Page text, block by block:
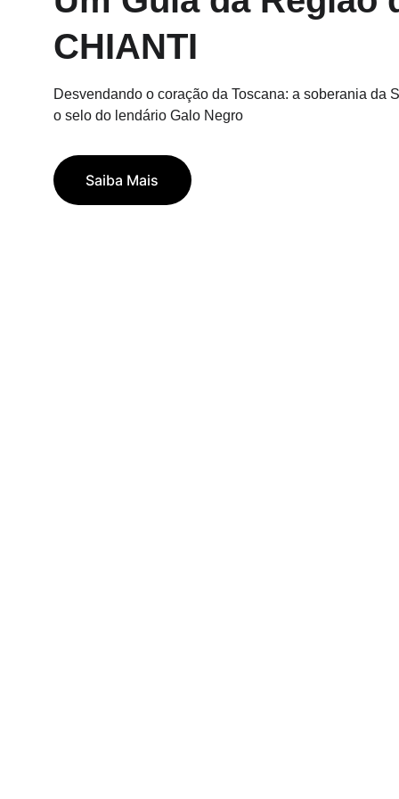
CHIANTI
Desvendando o coração da Toscana: a soberania da
o selo do lendário Galo Negro
Saiba Mais